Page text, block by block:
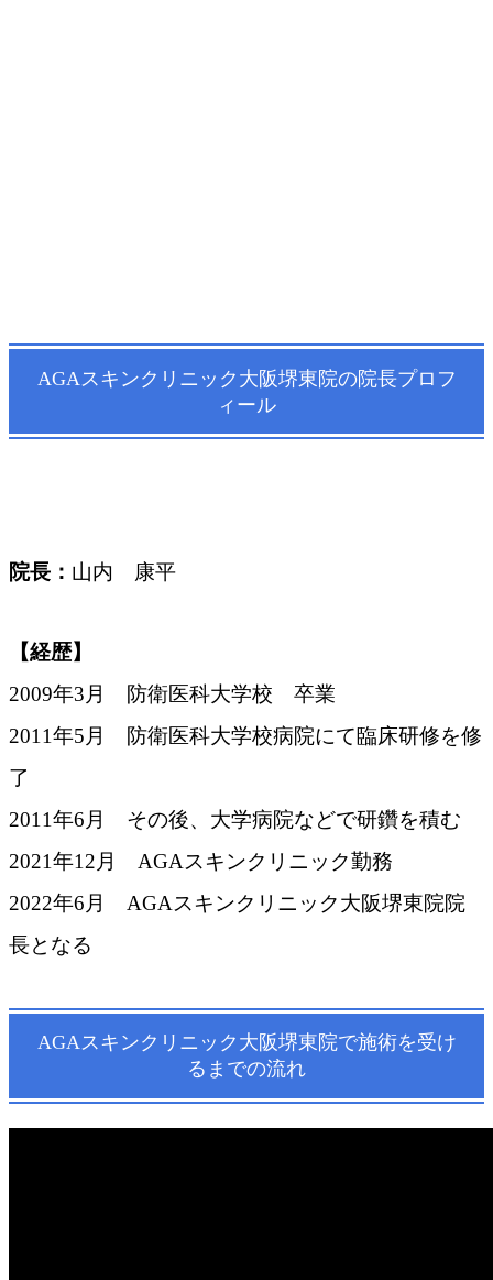
AGAスキンクリニック大阪堺東院の院長プロフ
ィール
院長： 山内 康平
【経歴】
2009年3月 防衛医科大学校 卒業
2011年5月 防衛医科大学校病院にて臨床研修を修
了
2011年6月 その後、大学病院などで研鑽を積む
2021年12月 AGAスキンクリニック勤務
2022年6月 AGAスキンクリニック大阪堺東院院
長となる
AGAスキンクリニック大阪堺東院で施術を受け
るまでの流れ